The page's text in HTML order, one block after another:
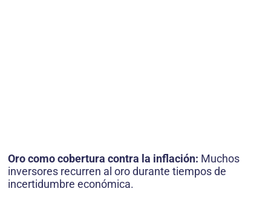
Oro como cobertura contra la inflación: Muchos
inversores recurren al oro durante tiempos de
incertidumbre económica.